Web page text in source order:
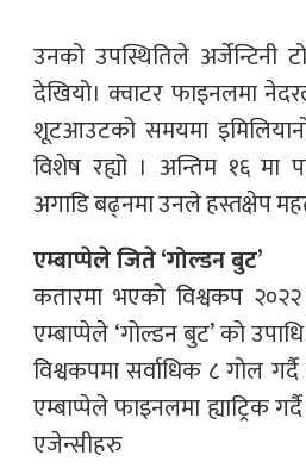
उनको उपस्थितिले अर्जेन्टिनी
देखियो। क्वाटर फाइनलमा
शूटआउटको समयमा
विशेष रह्यो । अन्तिम १६ मा
अगाडि बढ्नमा उनले हस्तक्षेप
एम्बाप्पेले जिते ‘गोल्डन बुट’
कतारमा भएको विश्वकप
एम्बाप्पेले ‘गोल्डन बुट’ को
विश्वकपमा सर्वाधिक ८ गोल
एम्बाप्पेले फाइनलमा ह्याट्रिक
एजेन्सीहरु